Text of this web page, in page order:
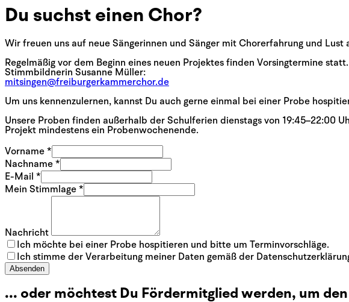
Du suchst einen Chor?
Wir freuen uns auf neue Sängerinnen und Sänger mit Chorerfahrung und
Regelmäßig vor dem Beginn eines neuen Projektes finden Vorsingtermine
Stimmbildnerin Susanne Müller:
mitsingen@freiburgerkammerchor.de
Um uns kennenzulernen, kannst Du auch gerne einmal bei einer Probe
Unsere Proben finden außerhalb der Schulferien dienstags von 19:45–22:00
Projekt mindestens ein Probenwochenende.
Vorname *
Nachname *
E-Mail *
Mein Stimmlage *
Nachricht
Ich möchte bei einer Probe hospitieren und bitte um Terminvorschläge.
Ich stimme der Verarbeitung meiner Daten gemäß der
Absenden
... oder möchtest Du Fördermitglied werden, um